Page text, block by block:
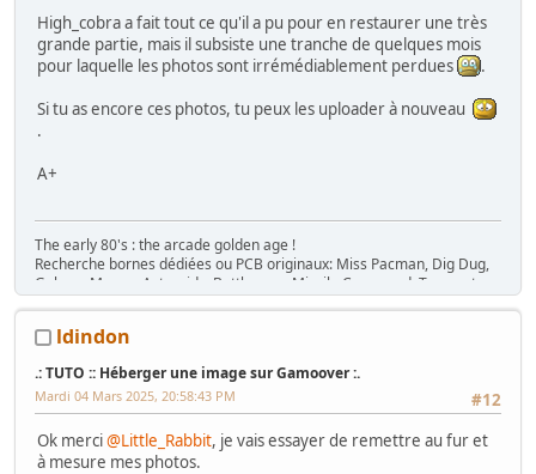
High_cobra a fait tout ce qu'il a pu pour en restaurer une très
grande partie, mais il subsiste une tranche de quelques mois
pour laquelle les photos sont irrémédiablement perdues
.
Si tu as encore ces photos, tu peux les uploader à nouveau
.
A+
The early 80's : the arcade golden age !
Recherche bornes dédiées ou PCB originaux: Miss Pacman, Dig Dug,
Galaga, Mappy, Asteroids, Battlezone, Missile Command, Tempest,
Star Wars, Donkey Kong (+ Jr), Mario Bros, Moon Patrol, Defender,
Gottlieb des années 80 (Spirit, Amazon Hunt, ...), Baby Pac Man.
Divers : Ice Cold Beer =>
Maséance sur le divan: c'est grave Docteur ?
Magaming room, mastorage room
ldindon
.: TUTO :: Héberger une image sur Gamoover :.
#12
Mardi 04 Mars 2025, 20:58:43 PM
Ok merci@Little_Rabbit, je vais essayer de remettre au fur et
à mesure mes photos.